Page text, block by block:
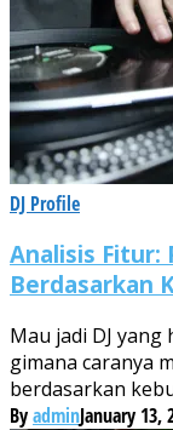
DJ Profile
Analisis Fitur:
Berdasarkan
Mau jadi DJ
gimana caranya
berdasarkan
ByadminJanuary 13,